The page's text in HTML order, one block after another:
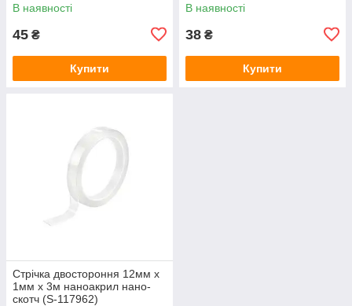
В наявності
45 ₴
Купити
В наявності
38 ₴
Купити
Стрічка двостороння 12мм x
1мм x 3м наноакрил нано-
скотч (S-117962)